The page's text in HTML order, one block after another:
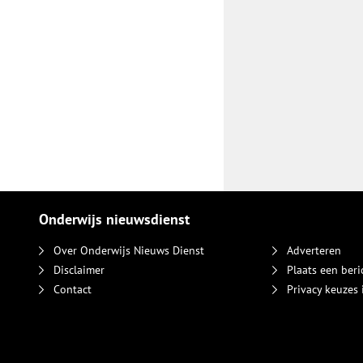
Onderwijs nieuwsdienst
Over Onderwijs Nieuws Dienst
Disclaimer
Contact
Adverteren
Plaats een
Privacy